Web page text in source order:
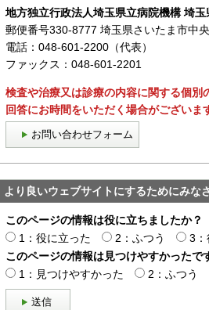
地方独立行政法人埼玉県立病院機構 埼
郵便番号330-8777 埼玉県さいたま市中
電話：048-601-2200（代表）
ファックス：048-601-2201
検査や治療又は診療の内容に関する個別
回答にお時間をいただく場合がございま
お問い合わせフォーム
より良いウェブサイトにするためにみな
このページの情報は役に立ちましたか？
1：役に立った
2：ふつう
3：
このページの情報は見つけやすかったで
1：見つけやすかった
2：ふつう
送信